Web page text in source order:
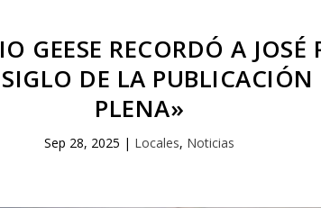
GEESE RECORDÓ A
DE LA PUBLICACIÓN
PLENA»
Sep 28, 2025 | Locales, Noticias